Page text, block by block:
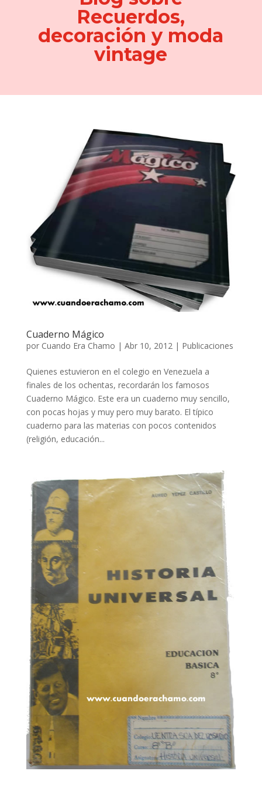
Recuerdos,
decoración y moda
vintage
Cuaderno Mágico
por Cuando Era Chamo | Abr 10, 2012| Publicaciones
Quienes estuvieron en el colegio en Venezuela a
finales de los ochentas, recordarán los famosos
Cuaderno Mágico. Este era un cuaderno muy sencillo,
con pocas hojas y muy pero muy barato. El típico
cuaderno para las materias con pocos contenidos
(religión, educación...